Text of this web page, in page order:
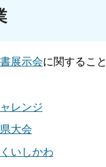
展示会に関すること
レンジ
大会
いしかわ